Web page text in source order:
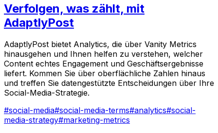
Verfolgen, was zählt, mit
AdaptlyPost
AdaptlyPost bietet Analytics, die über Vanity Metrics
hinausgehen und Ihnen helfen zu verstehen, welcher
Content echtes Engagement und Geschäftsergebnisse
liefert. Kommen Sie über oberflächliche Zahlen hinaus
und treffen Sie datengestützte Entscheidungen über Ihre
Social-Media-Strategie.
#social-media#social-media-terms#analytics#social-
media-strategy#marketing-metrics